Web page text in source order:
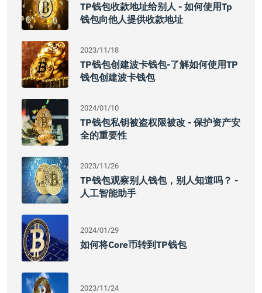
TP钱包收款地址给别人 - 如何使用tp
钱包向他人提供收款地址
2023/11/18
TP钱包创建波卡钱包-了解如何使用TP
钱包创建波卡钱包
2024/01/10
TP钱包私钥被盗权限被改 - 保护资产安
全的重要性
2023/11/26
TP钱包观察别人钱包，别人知道吗？ -
人工智能助手
2024/01/29
如何将Core币转到TP钱包
2023/11/24